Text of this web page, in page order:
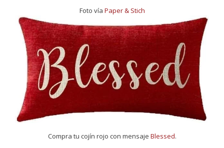
Foto vía Paper & Stich
Compra tu cojín rojo con mensaje Blessed.